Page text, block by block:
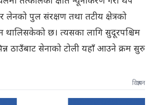
लेनको पुल संरक्षण तथा तटीय क्षेत्रको
थालिसकेको छ। त्यसका लागि सुदूरपश्चिम
ठाउँबाट सेनाको टोली यहाँ आउने क्रम सुरु
विज्ञापन